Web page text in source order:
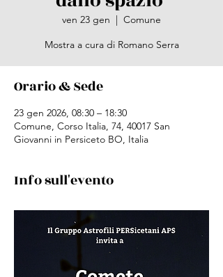
ven 23 gen
  |
Comune
Mostra a cura di Romano Serra
Orario & Sede
23 gen 2026, 08:30 – 18:30
Comune, Corso Italia, 74, 40017 San
Giovanni in Persiceto BO, Italia
Info sull'evento